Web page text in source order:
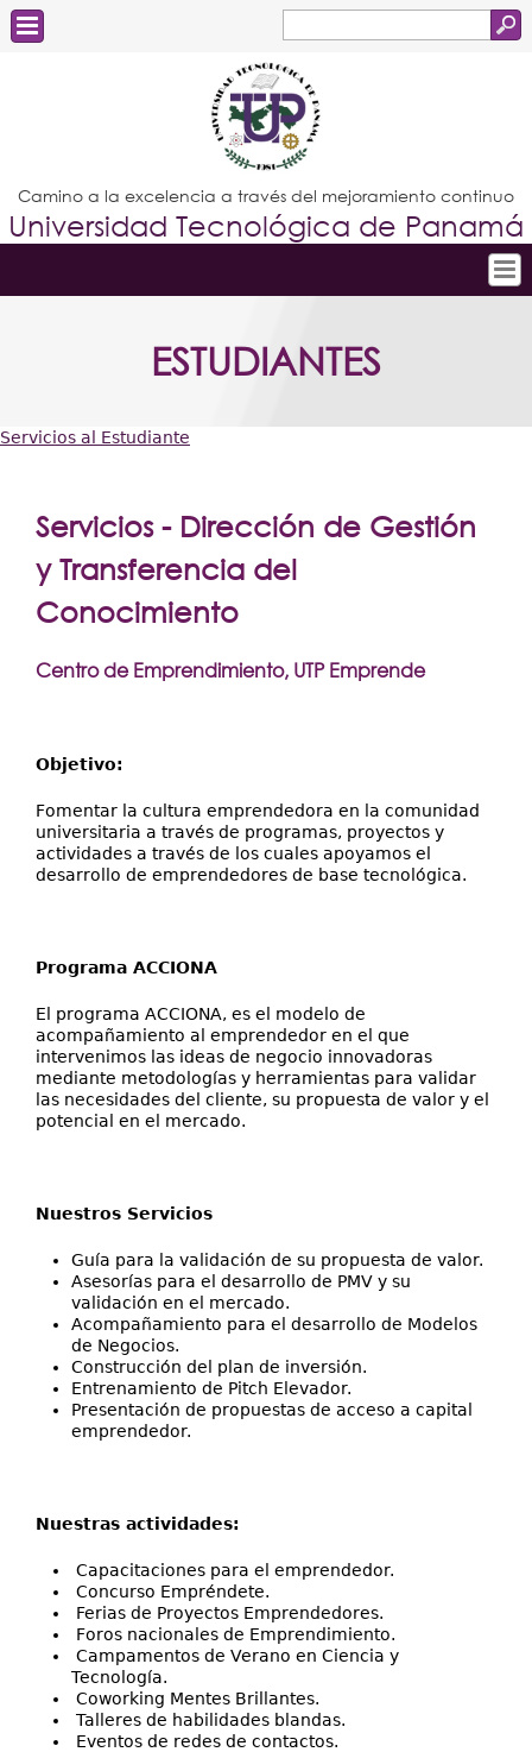
de
búsqueda
Estudiantes
Docentes
Administrativos
Graduados
Camino a la excelencia a través del mejoramiento continuo
Universidad Tecnológica de Panamá
Conoce la UTP
Extensión
Facultades
Centros Regionales
Servicios
ESTUDIANTES
está
Servicios al Estudiante
Servicios - Dirección de Gestión
y Transferencia del
Conocimiento
Centro de Emprendimiento, UTP Emprende
Objetivo:
Fomentar la cultura emprendedora en la comunidad
universitaria a través de programas, proyectos y
actividades a través de los cuales apoyamos el
desarrollo de emprendedores de base tecnológica.
Programa ACCIONA
El programa ACCIONA, es el modelo de
acompañamiento al emprendedor en el que
intervenimos las ideas de negocio innovadoras
mediante metodologías y herramientas para validar
las necesidades del cliente, su propuesta de valor y el
potencial en el mercado.
Nuestros Servicios
Guía para la validación de su propuesta de valor.
Asesorías para el desarrollo de PMV y su
validación en el mercado.
Acompañamiento para el desarrollo de Modelos
de Negocios.
Construcción del plan de inversión.
Entrenamiento de Pitch Elevador.
Presentación de propuestas de acceso a capital
emprendedor.
Nuestras actividades:
Capacitaciones para el emprendedor.
Concurso Empréndete.
Ferias de Proyectos Emprendedores.
Foros nacionales de Emprendimiento.
Campamentos de Verano en Ciencia y
Tecnología.
Coworking Mentes Brillantes.
Talleres de habilidades blandas.
Eventos de redes de contactos.